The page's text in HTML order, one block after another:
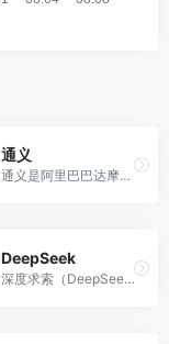
通义
通义是阿里巴巴达摩院研发的多模态生成式 AI 大模型，具备文本生成、图像理解、行业场景深度适配等核心能力，广泛应用于电商服务、企业办公、智能客服等领域...
DeepSeek
深度求索（DeepSeek），成立于2023年，专注于研究世界领先的通用人工智能底层模型与技术，挑战人工智能前沿性难题。基于自研训练框架、自建智算集群和万卡算力等资源，深度求索团队仅用半年时间便已发布并开源多个百亿级参数大模型，如DeepSeek-LLM通用大语言模型、DeepSeek-Coder代码大模型，并在2024年1月率先开源国内首个MoE大模型（DeepSeek-MoE），各大模型在公开评测榜单及真实样本外的泛化效果均有超越同级别模型的出色表现。和 DeepSeek AI 对话，轻松接入 API。